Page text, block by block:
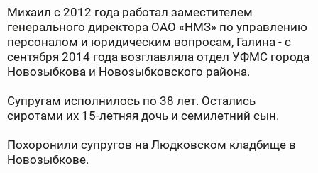
Михаил с 2012 года работал заместителем
генерального директора ОАО «НМЗ» по управлению
персоналом и юридическим вопросам, Галина - с
сентября 2014 года возглавляла отдел УФМС города
Новозыбкова и Новозыбковского района.
Супругам исполнилось по 38 лет. Остались
сиротами их 15-летняя дочь и семилетний сын.
Похоронили супругов на Людковском кладбище в
Новозыбкове.